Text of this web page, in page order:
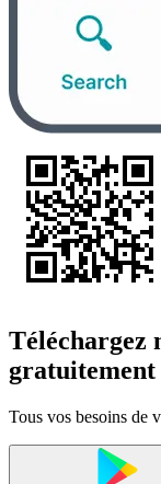
Téléchargez
gratuitement
Tous vos besoins de